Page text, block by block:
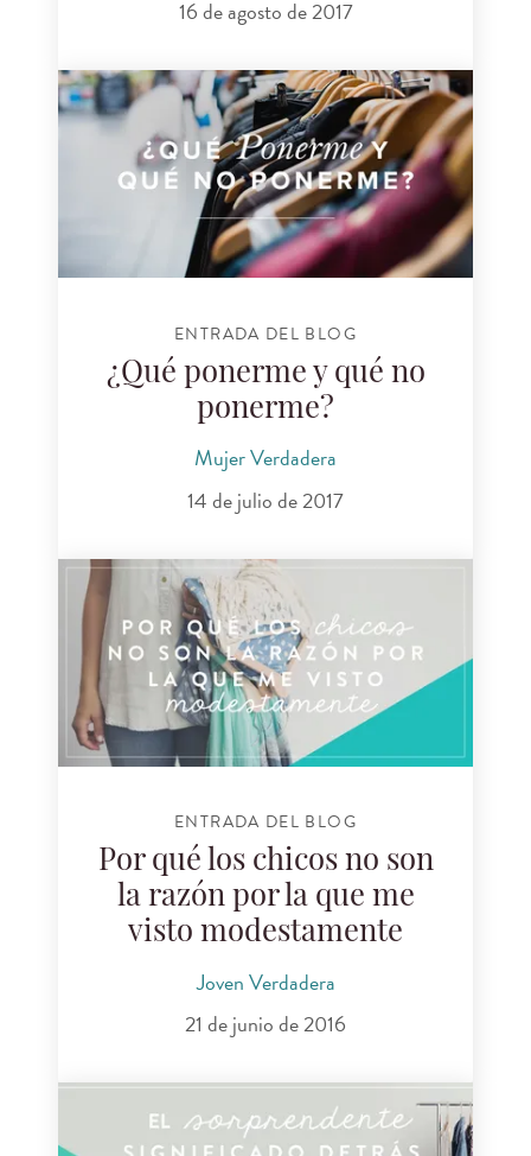
16 de agosto de 2017
ENTRADA DEL BLOG
¿Qué ponerme y qué no
ponerme?
Mujer Verdadera
14 de julio de 2017
ENTRADA DEL BLOG
Por qué los chicos no son
la razón por la que me
visto modestamente
Joven Verdadera
21 de junio de 2016